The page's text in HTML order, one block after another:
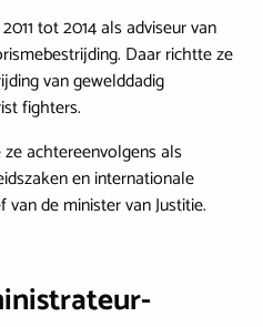
tot 2014 als adviseur van
Daar richtte ze
van gewelddadig
fighters.
achtereenvolgens als
en internationale
de minister van Justitie.